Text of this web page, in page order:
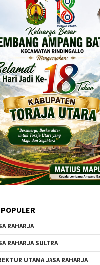
RAHARJA
RAHARJA SULTRA
UTAMA JASA RAHARJA